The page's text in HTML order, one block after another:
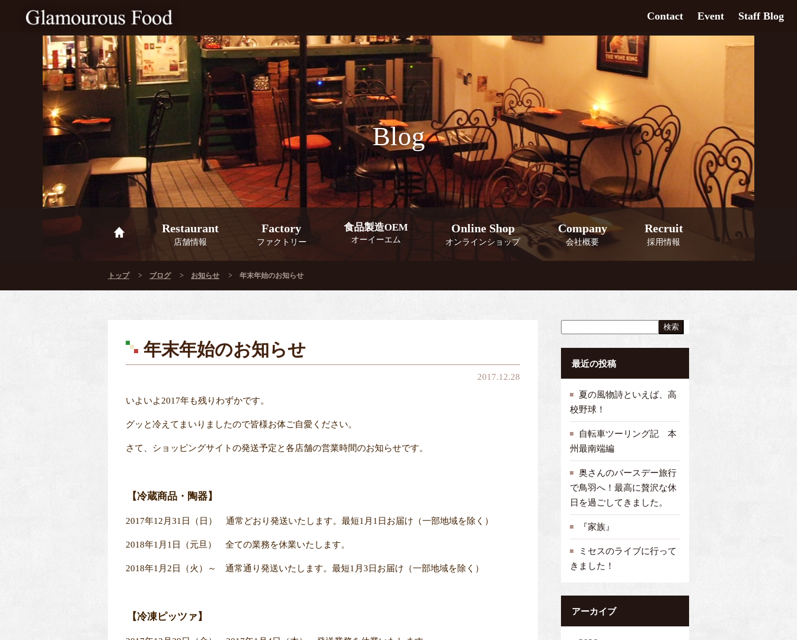
Restaurant
店舗情報
Factory
ファクトリー
食品製造OEM
オーイーエム
Online Shop
オンラインショップ
Company
会社概要
Recruit
採用情報
Contact Event Staff Blog
Blog
トップ ブログ お知らせ 年末年始のお知らせ
年末年始のお知らせ
2017.12.28
いよいよ2017年も残りわずかです。
グッと冷えてまいりましたので皆様お体ご自愛ください。
さて、ショッピングサイトの発送予定と各店舗の営業時間のお知らせです。
【冷蔵商品・陶器】
2017年12月31日（日） 通常どおり発送いたします。最短1月1日お届け（一部地域を除く）
2018年1月1日（元旦） 全ての業務を休業いたします。
2018年1月2日（火）～ 通常通り発送いたします。最短1月3日お届け（一部地域を除く）
【冷凍ピッツァ】
検索
最近の投稿
夏の風物詩といえば、高
校野球！
自転車ツーリング記 本
州最南端編
奥さんのバースデー旅行
で鳥羽へ！最高に贅沢な休
日を過ごしてきました。
『家族』
ミセスのライブに行って
きました！
アーカイブ